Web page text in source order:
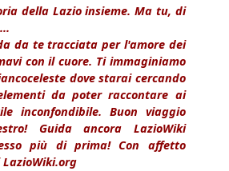
della Lazio insieme. Ma tu, di
da te tracciata per l'amore dei
con il cuore. Ti immaginiamo
dove starai cercando
da poter raccontare ai
inconfondibile. Buon viaggio
Guida ancora LazioWiki
più di prima! Con affetto